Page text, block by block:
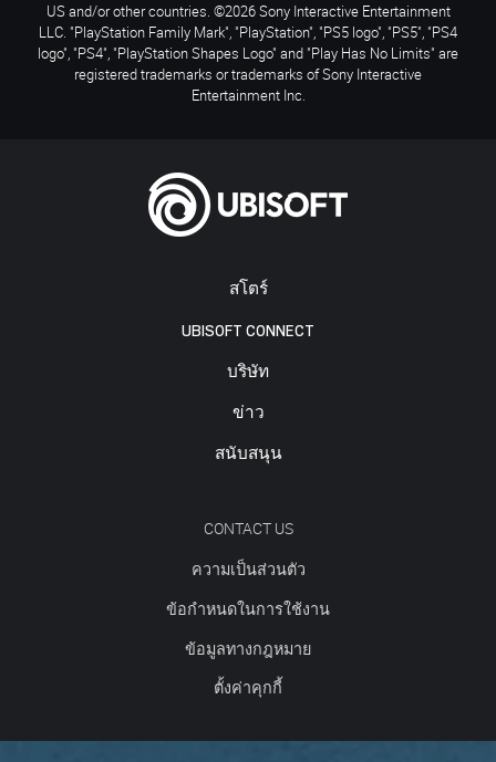
สโตร์
UBISOFT CONNECT
บริษัท
ข่าว
สนับสนุน
CONTACT US
ความเป็นส่วนตัว
ข้อกำหนดในการใช้งาน
ข้อมูลทางกฎหมาย
ตั้งค่าคุกกี้
US and/or other countries. ©2026 Sony Interactive Entertainment
LLC. "PlayStation Family Mark", "PlayStation", "PS5 logo", "PS5", "PS4
logo", "PS4", "PlayStation Shapes Logo" and "Play Has No Limits" are
registered trademarks or trademarks of Sony Interactive
Entertainment Inc.